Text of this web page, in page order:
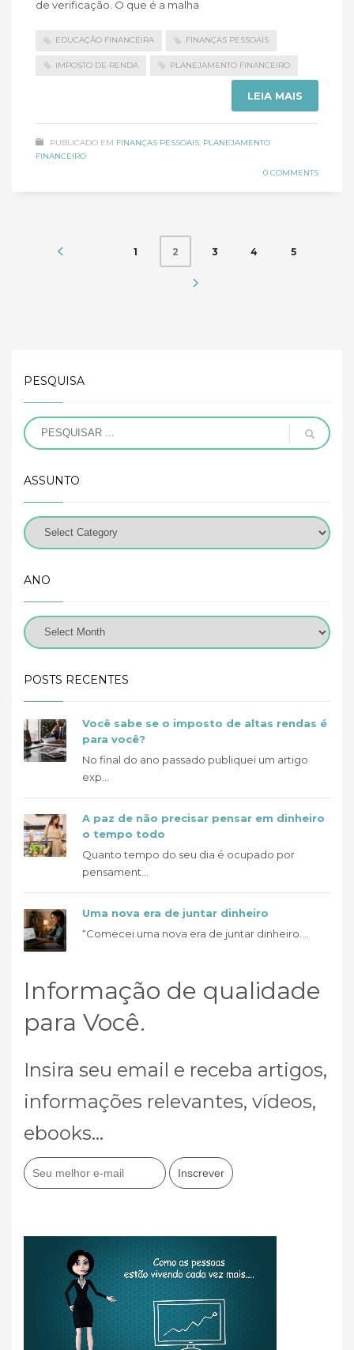
de verificação. O que é a malha
EDUCAÇÃO FINANCEIRA FINANÇAS PESSOAIS
IMPOSTO DE RENDA PLANEJAMENTO FINANCEIRO
LEIA MAIS
PUBLICADO EM FINANÇAS PESSOAIS, PLANEJAMENTO
FINANCEIRO
0 COMMENTS
1 2 3 4 5
PESQUISA
ASSUNTO
ANO
POSTS RECENTES
Você sabe se o imposto de altas rendas é
para você?
No final do ano passado publiquei um artigo
exp...
A paz de não precisar pensar em dinheiro
o tempo todo
Quanto tempo do seu dia é ocupado por
pensament...
Uma nova era de juntar dinheiro
“Comecei uma nova era de juntar dinheiro....
Informação de qualidade
para Você.
Insira seu email e receba artigos,
informações relevantes, vídeos,
ebooks...